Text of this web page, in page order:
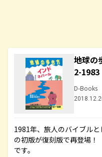
地球の
2-1983
D-Books
1981年、旅人のバイブル
の初版が復刻版で再登場
です。